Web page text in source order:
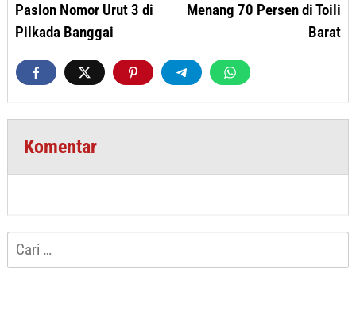
Paslon Nomor Urut 3 di
Pilkada Banggai
Menang 70 Persen di Toili
Barat
Komentar
Cari
untuk: